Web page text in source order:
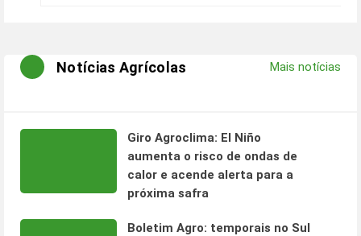
Notícias Agrícolas Mais notícias
Giro Agroclima: El Niño
aumenta o risco de ondas de
calor e acende alerta para a
próxima safra
Boletim Agro: temporais no Sul